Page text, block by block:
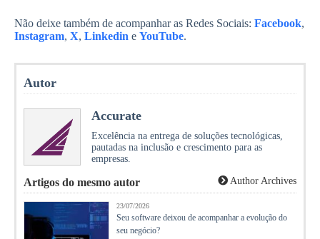
Não deixe também de acompanhar as Redes Sociais: Facebook,
Instagram, X, Linkedin e YouTube.
Autor
Accurate
Excelência na entrega de soluções tecnológicas,
pautadas na inclusão e crescimento para as
empresas.
Artigos do mesmo autor Author Archives
23/07/2026
Seu software deixou de acompanhar a evolução do
seu negócio?